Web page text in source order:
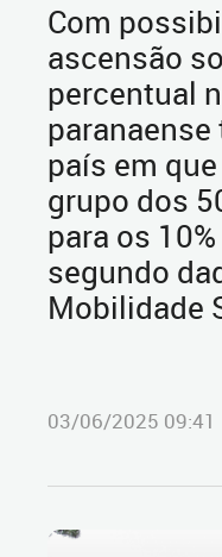
Com
ascensão
percentual
paranaense
país em
grupo dos
para os
segundo
Mobilidade
03/06/2025 09:41